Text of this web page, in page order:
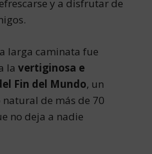
y a disfrutar de
larga caminata fue
la vertiginosa e
Fin del Mundo, un
de más de 70
no deja a nadie